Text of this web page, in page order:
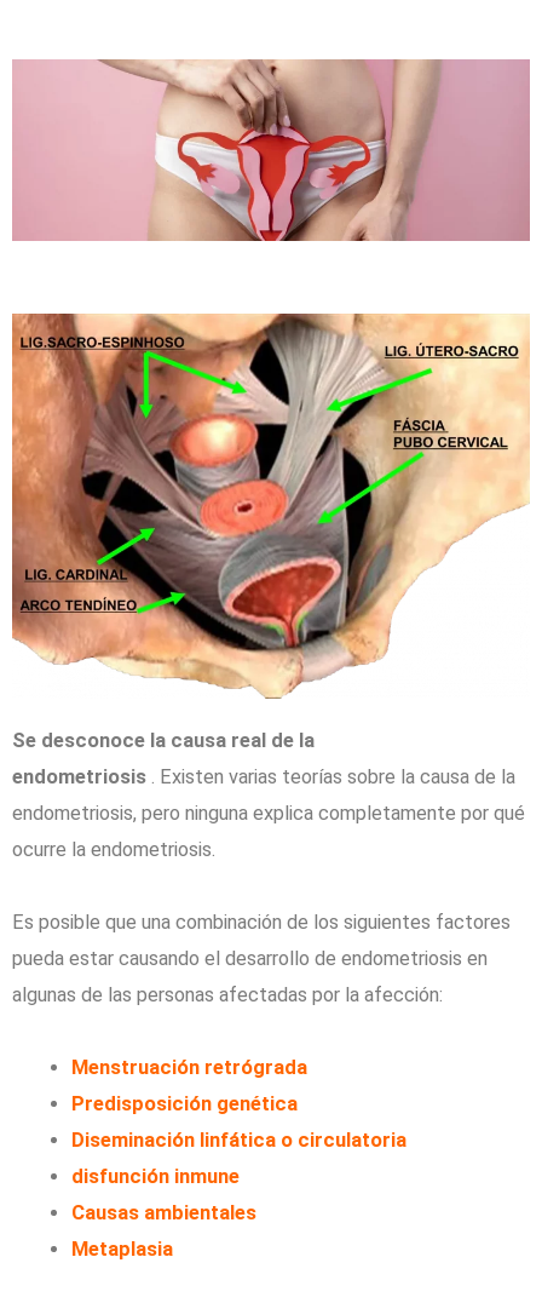
Se desconoce la causa real de la
endometriosis . Existen varias teorías sobre la causa de la
endometriosis, pero ninguna explica completamente por qué
ocurre la endometriosis.
Es posible que una combinación de los siguientes factores
pueda estar causando el desarrollo de endometriosis en
algunas de las personas afectadas por la afección:
Menstruación retrógrada
Predisposición genética
Diseminación linfática o circulatoria
disfunción inmune
Causas ambientales
Metaplasia